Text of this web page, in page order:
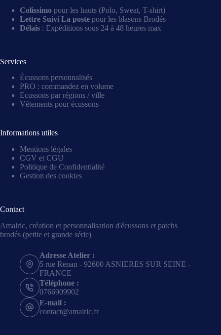
Colissimo pour les hauts (Polo, Sweat, T-shirt)
Lettre Suivi La poste pour les blasons Brodés
Délais : Expéditions sous 24 à 48 heures max
Services
Écussons personnalisés
PRO : commandez en volume
Ecussons par régions / ville
Vêtements pour écussons
Informations utiles
Mentions légales
CGV et CGU
Politique de Confidentialité
Gestion des cookies
Contact
Amalric, création et personnalisation d'écussons et patchs
brodés (petite et grande série)
Adresse Atelier :
5 rue Renan - 92600 ASNIERES SUR SEINE -
FRANCE
Téléphone :
0766909902
E-mail :
contact@amalric.fr